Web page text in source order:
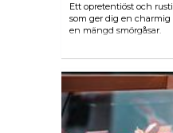
Ett opretentiöst och
som ger dig en
en mängd smörgåsar.